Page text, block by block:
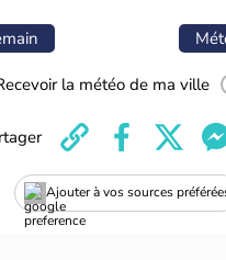
la météo de ma ville
Ajouter à vos sources